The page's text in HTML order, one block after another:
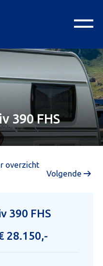
390 FHS
overzicht
Volgende
390 FHS
28.150,-